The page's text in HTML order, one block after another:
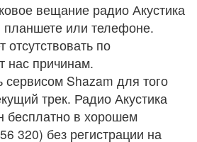
вещание радио Акустика
планшете или телефоне.
по
нас причинам.
сервисом Shazam для того
трек. Радио Акустика
бесплатно в хорошем
320) без регистрации на